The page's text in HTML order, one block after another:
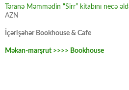
Təranə Məmmədin “Sirr” kitabını necə
AZN
İçərişəhər Bookhouse & Cafe
Məkan-marşrut >>>> Bookhouse